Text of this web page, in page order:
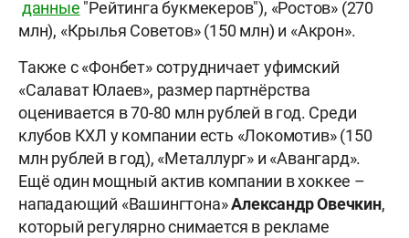
данные "Рейтинга букмекеров"), «Ростов» (270
млн), «Крылья Советов» (150 млн) и «Акрон».
Также с «Фонбет» сотрудничает уфимский
«Салават Юлаев», размер партнёрства
оценивается в 70-80 млн рублей в год. Среди
клубов КХЛ у компании есть «Локомотив» (150
млн рублей в год), «Металлург» и «Авангард».
Ещё один мощный актив компании в хоккее –
нападающий «Вашингтона»Александр Овечкин,
который регулярно снимается в рекламе